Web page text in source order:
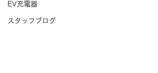
EV充電器
スタッフブログ